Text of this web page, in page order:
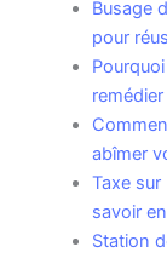
Busage
pour
abîmer
Taxe sur
savoir
Station